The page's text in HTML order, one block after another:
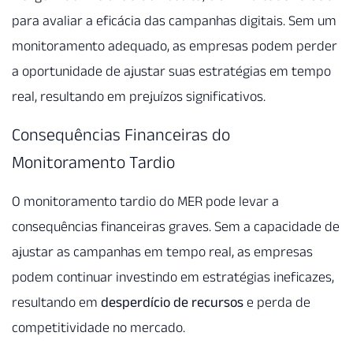
para avaliar a eficácia das campanhas digitais. Sem um
monitoramento adequado, as empresas podem perder
a oportunidade de ajustar suas estratégias em tempo
real, resultando em prejuízos significativos.
Consequências Financeiras do
Monitoramento Tardio
O monitoramento tardio do MER pode levar a
consequências financeiras graves. Sem a capacidade de
ajustar as campanhas em tempo real, as empresas
podem continuar investindo em estratégias ineficazes,
resultando em desperdício de recursos e perda de
competitividade no mercado.